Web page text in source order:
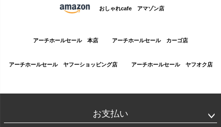
おしゃれcafe アマゾン店
アーチホールセール 本店 アーチホールセール カーゴ店
アーチホールセール ヤフーショッピング店 アーチホールセール ヤフオク店
お支払い